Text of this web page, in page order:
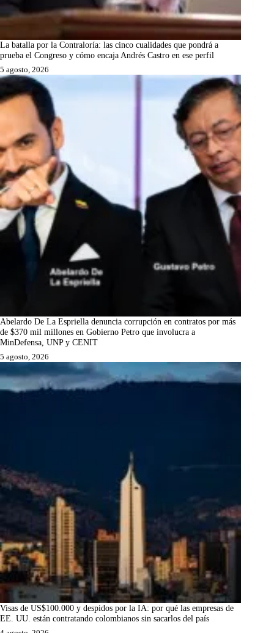
La batalla por la Contraloría: las cinco cualidades que pondrá a
prueba el Congreso y cómo encaja Andrés Castro en ese perfil
5 agosto, 2026
Abelardo De La Espriella denuncia corrupción en contratos por más
de $370 mil millones en Gobierno Petro que involucra a
MinDefensa, UNP y CENIT
5 agosto, 2026
Visas de US$100.000 y despidos por la IA: por qué las empresas de
EE. UU. están contratando colombianos sin sacarlos del país